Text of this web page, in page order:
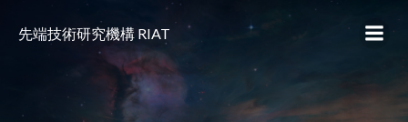
先端技術研究機構 RIAT